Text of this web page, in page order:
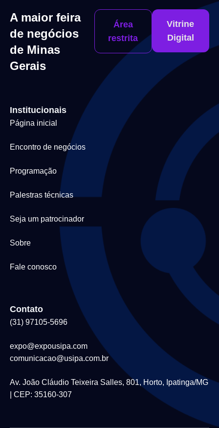
A maior feira
de negócios
de Minas
Gerais
Área
restrita
Vitrine
Digital
Institucionais
Página inicial
Encontro de negócios
Programação
Palestras técnicas
Seja um patrocinador
Sobre
Fale conosco
Contato
(31) 97105-5696
expo@expousipa.com
comunicacao@usipa.com.br
Av. João Cláudio Teixeira Salles, 801, Horto, Ipatinga/MG
| CEP: 35160-307